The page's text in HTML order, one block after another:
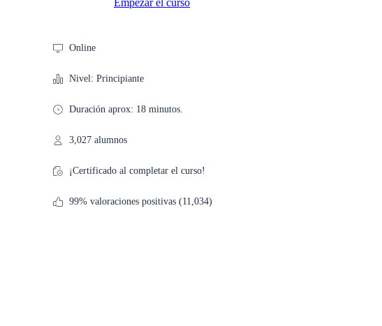
Empezar el curso
Online
Nivel: Principiante
Duración aprox: 18 minutos.
3,027 alumnos
¡Certificado al completar el curso!
99% valoraciones positivas (11,034​)